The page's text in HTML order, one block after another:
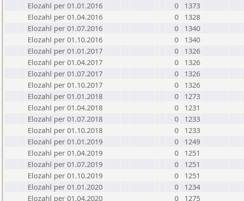
Elozahl per 01.01.2016
0
1373
Elozahl per 01.04.2016
0
1328
Elozahl per 01.07.2016
0
1340
Elozahl per 01.10.2016
0
1340
Elozahl per 01.01.2017
0
1326
Elozahl per 01.04.2017
0
1326
Elozahl per 01.07.2017
0
1326
Elozahl per 01.10.2017
0
1326
Elozahl per 01.01.2018
0
1273
Elozahl per 01.04.2018
0
1231
Elozahl per 01.07.2018
0
1233
Elozahl per 01.10.2018
0
1233
Elozahl per 01.01.2019
0
1249
Elozahl per 01.04.2019
0
1251
Elozahl per 01.07.2019
0
1251
Elozahl per 01.10.2019
0
1251
Elozahl per 01.01.2020
0
1234
Elozahl per 01.04.2020
0
1275